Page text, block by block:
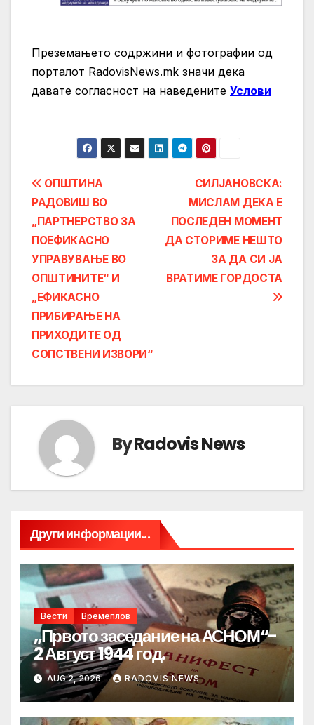
Преземањето содржини и фотографии од
порталот RadovisNews.mk значи дека
давате согласност на нaведените Услови
Post
navigation
СИЛЈАНОВСКА:
МИСЛАМ ДЕКА Е
ПОСЛЕДЕН МОМЕНТ
ДА СТОРИМЕ НЕШТО
ЗА ДА СИ ЈА
ВРАТИМЕ ГОРДОСТА
ОПШТИНА
РАДОВИШ ВО
„ПАРТНЕРСТВО ЗА
ПОЕФИКАСНО
УПРАВУВАЊЕ ВО
ОПШТИНИТЕ“ И
„ЕФИКАСНО
ПРИБИРАЊЕ НА
ПРИХОДИТЕ ОД
СОПСТВЕНИ ИЗВОРИ“
ByRadovis News
Други информации...
Вести Времеплов
„Првото заседание на АСНОМ“-
2 Август 1944 год.
AUG 2, 2026 RADOVIS NEWS